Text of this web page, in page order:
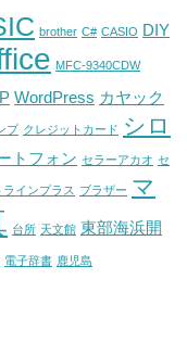
brother C# CASIO DIY
MFC-9340CDW
WordPress カヤック
プ クレジットカード シロ
トフォン セラーアカオ セ
ラインプラス ブラザー マ
台所 天文館 東部海浜開
電子辞書 鹿児島